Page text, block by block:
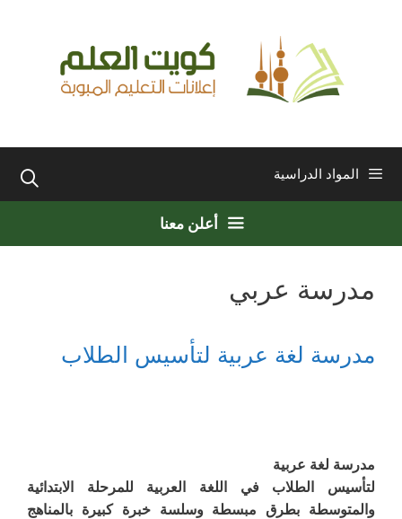
المواد الدراسية
أعلن معنا
مدرسة عربي
مدرسة لغة عربية لتأسيس الطلاب
مدرسة لغة عربية
لتأسيس الطلاب في اللغة العربية للمرحلة الابتدائية
والمتوسطة بطرق مبسطة وسلسة خبرة كبيرة بالمناهج